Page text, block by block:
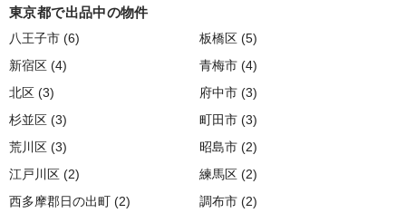
東京都で出品中の物件
八王子市 (6) 板橋区 (5)
新宿区 (4) 青梅市 (4)
北区 (3) 府中市 (3)
杉並区 (3) 町田市 (3)
荒川区 (3) 昭島市 (2)
江戸川区 (2) 練馬区 (2)
西多摩郡日の出町 (2) 調布市 (2)